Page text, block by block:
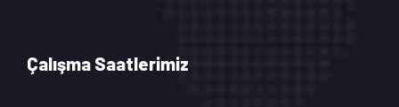
Çalışma Saatlerimiz